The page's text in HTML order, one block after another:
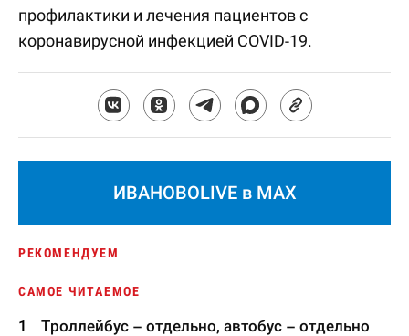
профилактики и лечения пациентов с
коронавирусной инфекцией COVID-19.
ИВАНОВОLIVE в MAX
РЕКОМЕНДУЕМ
САМОЕ ЧИТАЕМОЕ
Троллейбус – отдельно, автобус – отдельно